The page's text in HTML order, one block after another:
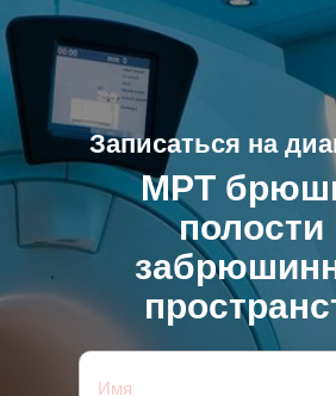
МРТ
полости
Записаться на